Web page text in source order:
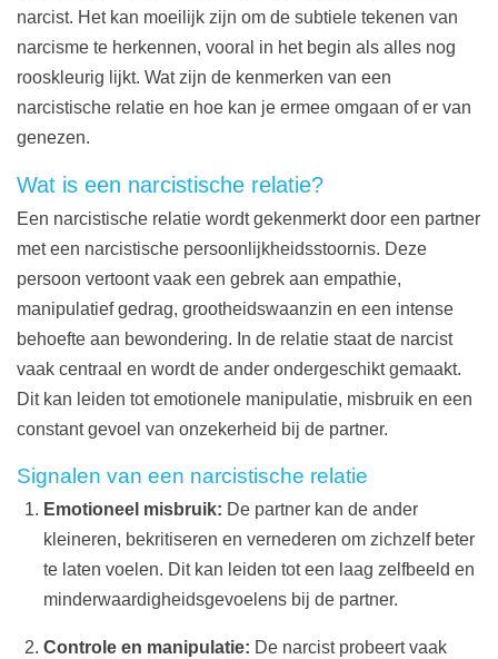
narcist. Het kan moeilijk zijn om de subtiele tekenen van
narcisme te herkennen, vooral in het begin als alles nog
rooskleurig lijkt. Wat zijn de kenmerken van een
narcistische relatie en hoe kan je ermee omgaan of er van
genezen.
Wat is een narcistische relatie?
Een narcistische relatie wordt gekenmerkt door een partner
met een narcistische persoonlijkheidsstoornis. Deze
persoon vertoont vaak een gebrek aan empathie,
manipulatief gedrag, grootheidswaanzin en een intense
behoefte aan bewondering. In de relatie staat de narcist
vaak centraal en wordt de ander ondergeschikt gemaakt.
Dit kan leiden tot emotionele manipulatie, misbruik en een
constant gevoel van onzekerheid bij de partner.
Signalen van een narcistische relatie
Emotioneel misbruik: De partner kan de ander
kleineren, bekritiseren en vernederen om zichzelf beter
te laten voelen. Dit kan leiden tot een laag zelfbeeld en
minderwaardigheidsgevoelens bij de partner.
Controle en manipulatie: De narcist probeert vaak